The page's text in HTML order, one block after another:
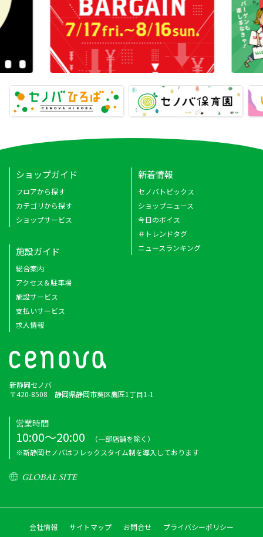
ショップガイド
フロアから探す
カテゴリから探す
ショップサービス
新着情報
セノバトピックス
ショップニュース
今日のボイス
＃トレンドタグ
ニュースランキング
施設ガイド
総合案内
アクセス＆駐車場
施設サービス
支払いサービス
求人情報
新静岡セノバ
〒420-8508 静岡県静岡市葵区鷹匠1丁目1-1
営業時間
10:00～20:00
（一部店舗を除く）
※新静岡セノバはフレックスタイム制を導入しております
GLOBAL SITE
会社情報 サイトマップ お問合せ プライバシーポリシー